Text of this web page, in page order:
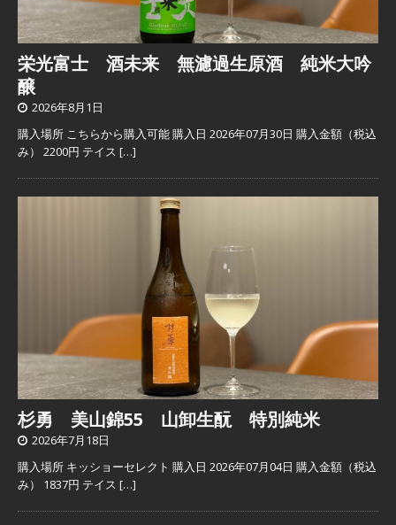
栄光富士 酒未来 無濾過生原酒 純米大吟
醸
2026年8月1日
購入場所 こちらから購入可能 購入日 2026年07月30日 購入金額（税込
み） 2200円 テイス […]
杉勇 美山錦55 山卸生酛 特別純米
2026年7月18日
購入場所 キッショーセレクト 購入日 2026年07月04日 購入金額（税込
み） 1837円 テイス […]